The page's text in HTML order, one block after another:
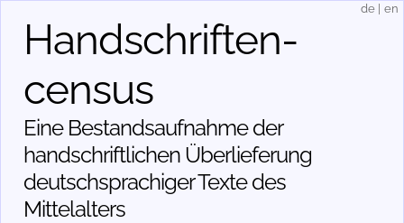
Handschriften­
census
Eine Bestandsaufnahme der
handschriftlichen Über­lieferung
deutschsprachiger Texte des
Mittelalters
de en